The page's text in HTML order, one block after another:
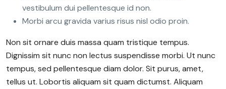
vestibulum dui pellentesque id non.
Morbi arcu gravida varius risus nisl odio proin.
Non sit ornare duis massa quam tristique tempus.
Dignissim sit nunc non lectus suspendisse morbi. Ut nunc
tempus, sed pellentesque diam dolor. Sit purus, amet,
tellus ut. Lobortis aliquam sit quam dictumst. Aliquam